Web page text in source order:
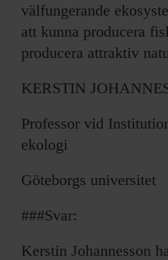
välfungerande
att kunna producera
producera attraktiv
KERSTIN
Professor vid
ekologi
Göteborgs universitet
###Svar:
Kerstin Johannesson